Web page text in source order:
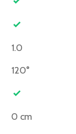
1.0
120°
0 cm